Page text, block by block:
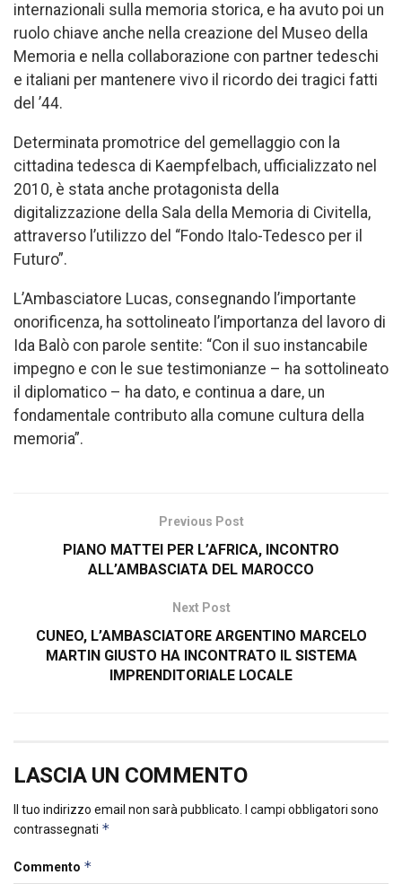
internazionali sulla memoria storica, e ha avuto poi un
ruolo chiave anche nella creazione del Museo della
Memoria e nella collaborazione con partner tedeschi
e italiani per mantenere vivo il ricordo dei tragici fatti
del ’44.
Determinata promotrice del gemellaggio con la
cittadina tedesca di Kaempfelbach, ufficializzato nel
2010, è stata anche protagonista della
digitalizzazione della Sala della Memoria di Civitella,
attraverso l’utilizzo del “Fondo Italo-Tedesco per il
Futuro”.
L’Ambasciatore Lucas, consegnando l’importante
onorificenza, ha sottolineato l’importanza del lavoro di
Ida Balò con parole sentite: “Con il suo instancabile
impegno e con le sue testimonianze – ha sottolineato
il diplomatico – ha dato, e continua a dare, un
fondamentale contributo alla comune cultura della
memoria”.
Previous Post
PIANO MATTEI PER L’AFRICA, INCONTRO
ALL’AMBASCIATA DEL MAROCCO
Next Post
CUNEO, L’AMBASCIATORE ARGENTINO MARCELO
MARTIN GIUSTO HA INCONTRATO IL SISTEMA
IMPRENDITORIALE LOCALE
LASCIA UN COMMENTO
Il tuo indirizzo email non sarà pubblicato.
I campi obbligatori sono
contrassegnati *
Commento *